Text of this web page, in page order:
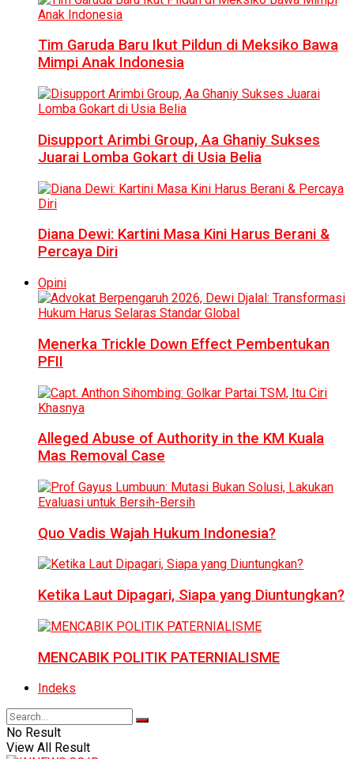
Tim Garuda Baru Ikut Pildun di Meksiko Bawa
Mimpi Anak Indonesia
Disupport Arimbi Group, Aa Ghaniy Sukses
Juarai Lomba Gokart di Usia Belia
Diana Dewi: Kartini Masa Kini Harus Berani &
Percaya Diri
Opini
Menerka Trickle Down Effect Pembentukan
PFII
Alleged Abuse of Authority in the KM Kuala
Mas Removal Case
Quo Vadis Wajah Hukum Indonesia?
Ketika Laut Dipagari, Siapa yang Diuntungkan?
MENCABIK POLITIK PATERNIALISME
Indeks
No Result
View All Result